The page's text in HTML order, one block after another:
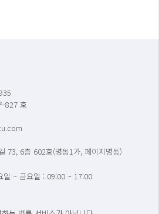
-827 호
73, 6층 602호(명동1가, 페이지명동)
~ 금요일 : 09:00 ~ 17:00